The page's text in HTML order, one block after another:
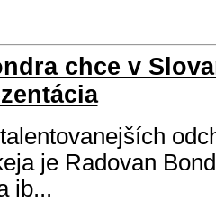
chce v
je Radovan
ib...